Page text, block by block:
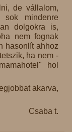
de vállalom,
mindenre
dolgokra is,
nem fognak
hasonlít ahhoz
ha nem -
hol
akarva,
Csaba t.